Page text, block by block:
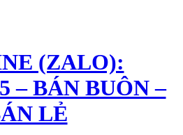
(ZALO):
– BÁN BUÔN –
LẺ